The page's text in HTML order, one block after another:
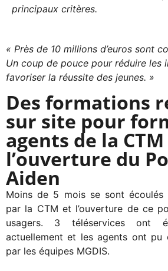
principaux critères.
« Près de 10 millions d’euros sont
Un coup de pouce pour réduire les
favoriser la réussite des jeunes. »
Des formations
sur site pour
agents de la
l’ouverture du
Aiden
Moins de 5 mois se sont écoulés
par la CTM et l’ouverture de ce
usagers. 3 téléservices ont
actuellement et les agents ont pu
par les équipes MGDIS.